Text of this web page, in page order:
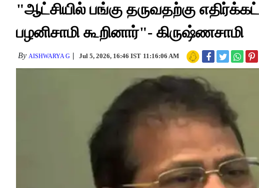
"ஆட்சியில் பங்கு தருவதற்கு
பழனிசாமி கூறினார்"- கிருஷ்ணசாமி
By AISHWARYA G Jul 5, 2026, 16:46 IST 11:16:06 AM